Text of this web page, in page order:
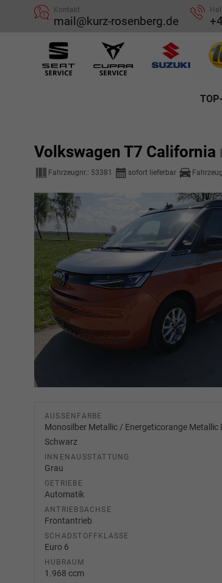
Kontakt
mail@kurz-rosenberg.de
Volkswagen T7 California
Fahrzeugnr.: 53381 sofort lieferbar
AUSSENFARBE
Monosilber Metallic / Energeticorange Metallic
Schwarz
INNENAUSSTATTUNG
Grau
GETRIEBE
Automatik
ANTRIEBSACHSE
Frontantrieb
SCHADSTOFFKLASSE
Euro 6
HUBRAUM
1.968 ccm